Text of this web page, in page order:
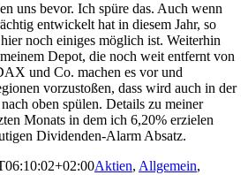
uns bevor. Ich spüre das. Auch wenn
entwickelt hat in diesem Jahr, so
noch einiges möglich ist. Weiterhin
Depot, die noch weit entfernt von
und Co. machen es vor und
vorzustoßen, dass wird auch in der
oben spülen. Details zu meiner
Monats in dem ich 6,20% erzielen
Dividenden-Alarm Absatz.
Aktien, Allgemein,